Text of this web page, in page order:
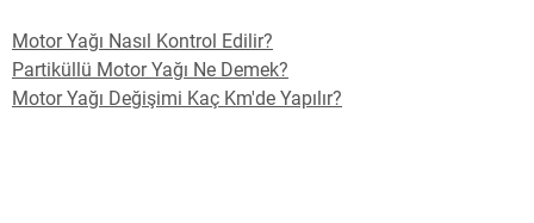
Motor Yağı Nasıl Kontrol Edilir?
Partiküllü Motor Yağı Ne Demek?
Motor Yağı Değişimi Kaç Km'de Yapılır?